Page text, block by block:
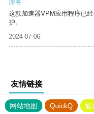
游客
这款加速器VPM应用程序已
护。
2024-07-06
友情链接
网站地图 QuickQ 旋